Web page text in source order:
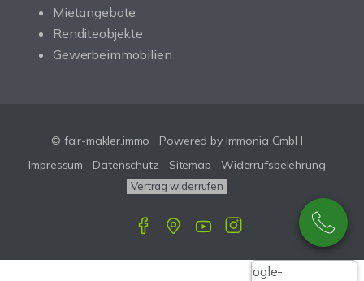
Mietangebote
Renditeobjekte
Gewerbeimmobilien
© fair-makler.immo
Powered by Immonia GmbH
Impressum
Datenschutz Sitemap Widerrufsbelehrung
Vertrag widerrufen
Google-